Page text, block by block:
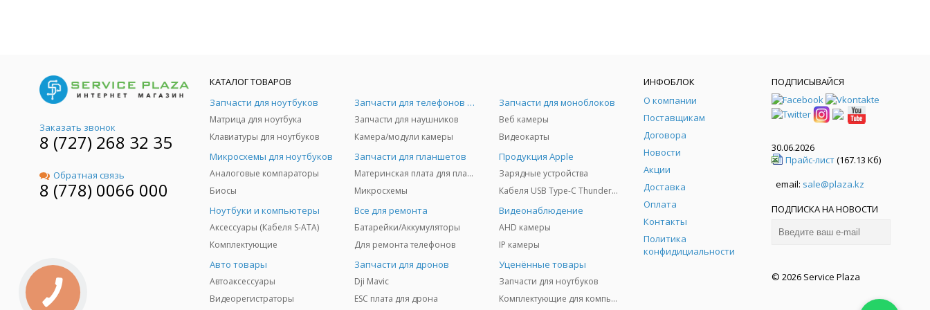
Заказать звонок
8 (727) 268 32 35
Обратная связь
8 (778) 0066 000
КАТАЛОГ ТОВАРОВ
Запчасти для ноутбуков
Матрица для ноутбука
Клавиатуры для ноутбуков
Запчасти для телефонов и Airpods
Запчасти для наушников
Камера/модули камеры
Запчасти для моноблоков
Веб камеры
Видеокарты
Микросхемы для ноутбуков
Аналоговые компараторы
Биосы
Запчасти для планшетов
Материнская плата для планшетов
Микросхемы
Продукция Apple
Зарядные устройства
Кабеля USB Type-C Thunderbolt 3/4/5
Ноутбуки и компьютеры
Аксессуары (Кабеля S-ATA)
Комплектующие
Все для ремонта
Батарейки/Аккумуляторы
Для ремонта телефонов
Видеонаблюдение
AHD камеры
IP камеры
Авто товары
Автоаксессуары
Видеорегистраторы
Запчасти для дронов
Dji Mavic
ESC плата для дрона
Уценённые товары
Запчасти для ноутбуков
Комплектующие для компьютеров
ИНФОБЛОК
О компании
Поставщикам
Договора
Новости
Акции
Доставка
Оплата
Контакты
Политика
конфидициальности
ПОДПИСЫВАЙСЯ
30.06.2026
Прайс-лист(167.13 Кб)
email: sale@plaza.kz
ПОДПИСКА НА НОВОСТИ
© 2026 Service Plaza